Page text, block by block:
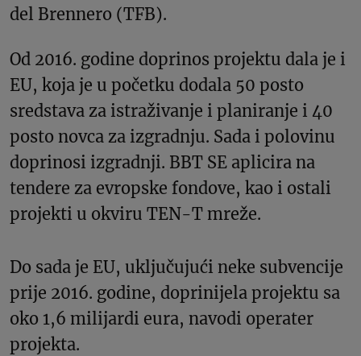
del Brennero (TFB).
Od 2016. godine doprinos projektu dala je i
EU, koja je u početku dodala 50 posto
sredstava za istraživanje i planiranje i 40
posto novca za izgradnju. Sada i polovinu
doprinosi izgradnji. BBT SE aplicira na
tendere za evropske fondove, kao i ostali
projekti u okviru TEN-T mreže.
Do sada je EU, uključujući neke subvencije
prije 2016. godine, doprinijela projektu sa
oko 1,6 milijardi eura, navodi operater
projekta.